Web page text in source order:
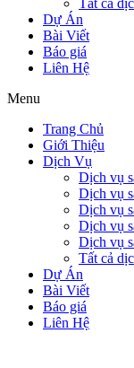
Tất cả
Dự Án
Bài Viết
Báo giá
Liên Hệ
Menu
Trang Chủ
Giới Thiệu
Dịch Vụ
Dịch vụ
Dịch vụ
Dịch vụ
Dịch vụ
Dịch vụ
Tất cả
Dự Án
Bài Viết
Báo giá
Liên Hệ